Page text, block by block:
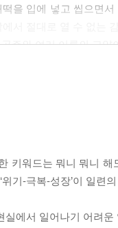
을 입에 넣고 씹으면서
주와 여러 이름의 고양
왜 냅다 침을 뱉는 줄
, 민들레와 새나무」에
있었다.
수를 안아 주었다. 그
키워드는 뭐니 뭐니
기-극복-성장’이 일련
실에서 일어나기 어려